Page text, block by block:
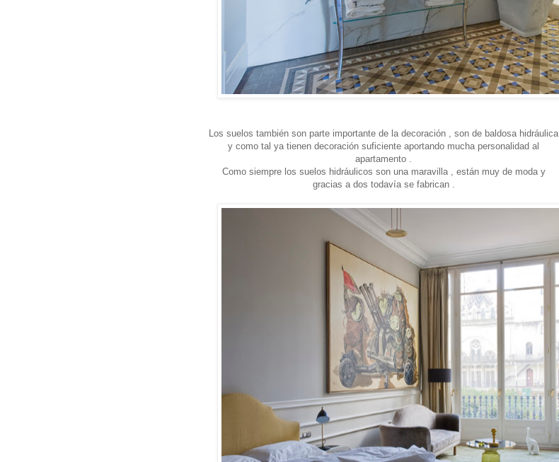
Los suelos también son parte importante de la decoración , son de baldosa hidráulica
y como tal ya tienen decoración suficiente aportando mucha personalidad al
apartamento .
Como siempre los suelos hidráulicos son una maravilla , están muy de moda y
gracias a dos todavía se fabrican .